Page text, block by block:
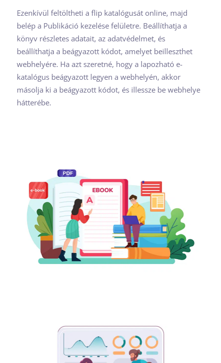
Ezenkívül feltöltheti a flip katalógusát online, majd
belép a Publikáció kezelése felületre. Beállíthatja a
könyv részletes adatait, az adatvédelmet, és
beállíthatja a beágyazott kódot, amelyet beilleszthet
webhelyére. Ha azt szeretné, hogy a lapozható e-
katalógus beágyazott legyen a webhelyén, akkor
másolja ki a beágyazott kódot, és illessze be webhelye
hátterébe.